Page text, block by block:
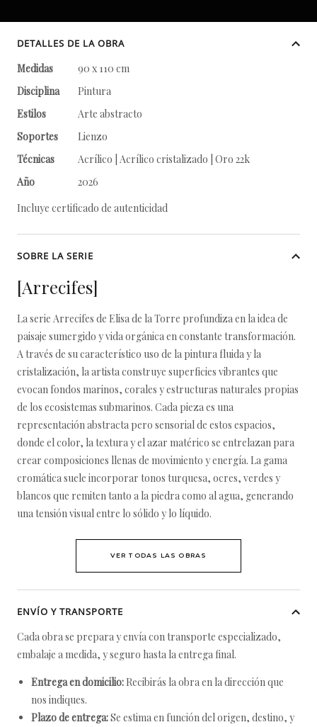
DETALLES DE LA OBRA
Medidas
90 x 110 cm
Disciplina
Pintura
Estilos
Arte abstracto
Soportes
Lienzo
Técnicas
Acrílico | Acrílico cristalizado | Oro 22k
Año
2026
Incluye certificado de autenticidad
SOBRE LA SERIE
[Arrecifes]
La serie Arrecifes de Elisa de la Torre profundiza en la idea de
paisaje sumergido y vida orgánica en constante transformación.
A través de su característico uso de la pintura fluida y la
cristalización, la artista construye superficies vibrantes que
evocan fondos marinos, corales y estructuras naturales propias
de los ecosistemas submarinos. Cada pieza es una
representación abstracta pero sensorial de estos espacios,
donde el color, la textura y el azar matérico se entrelazan para
crear composiciones llenas de movimiento y energía. La gama
cromática suele incorporar tonos turquesa, ocres, verdes y
blancos que remiten tanto a la piedra como al agua, generando
una tensión visual entre lo sólido y lo líquido.
VER TODAS LAS OBRAS
ENVÍO Y TRANSPORTE
Cada obra se prepara y envía con transporte especializado,
embalaje a medida, y seguro hasta la entrega final.
Entrega en domicilio: Recibirás la obra en la dirección que
nos indiques.
Plazo de entrega:Se estima en función del origen, destino, y